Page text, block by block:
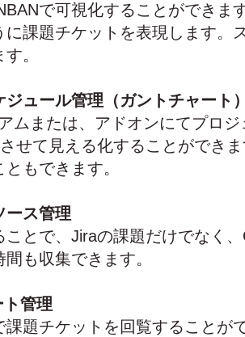
で可視化することができま
に課題チケットを表現します。
。
ュール管理（ガントチャート）
ムまたは、アドオンにてプロ
せて見える化することができ
もできます。
ス管理
ことで、Jiraの課題だけでなく
も収集できます。
管理
課題チケットを回覧することが